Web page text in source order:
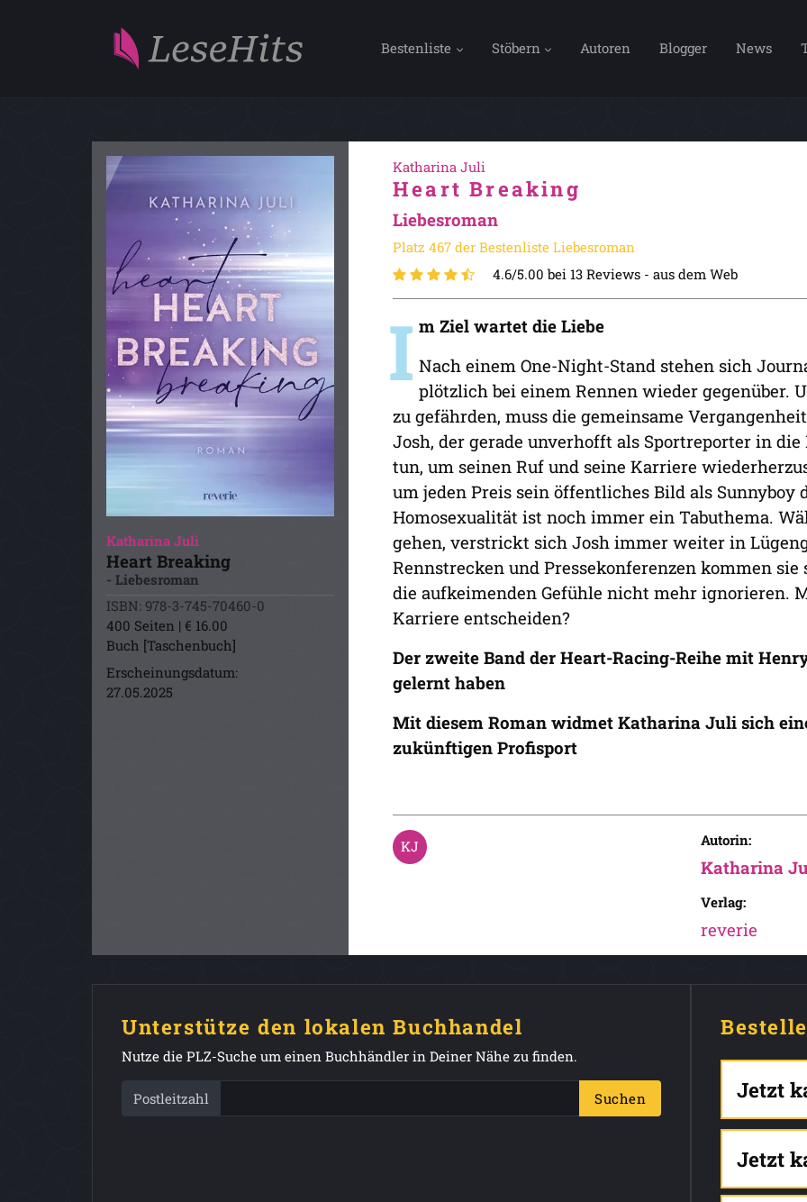
Bestenliste Stöbern Autoren Blogger News
Katharina Juli
Heart Breaking
- Liebesroman
ISBN: 978-3-745-70460-0
400 Seiten | € 16.00
Buch [Taschenbuch]
Erscheinungsdatum:
27.05.2025
Katharina Juli
Heart Breaking
Liebesroman
Platz 467 der Bestenliste Liebesroman
4.6/5.00 bei 13 Reviews - aus dem Web
I m Ziel wartet die Liebe
Nach einem One-Night-Stand stehen sich
plötzlich bei einem Rennen wieder gegenüber.
zu gefährden, muss die gemeinsame
Josh, der gerade unverhofft als Sportreporter in
tun, um seinen Ruf und seine Karriere
um jeden Preis sein öffentliches Bild als Sunnyboy
Homosexualität ist noch immer ein Tabuthema.
gehen, verstrickt sich Josh immer weiter in
Rennstrecken und Pressekonferenzen kommen
die aufkeimenden Gefühle nicht mehr ignorieren.
Karriere entscheiden?
Der zweite Band der Heart-Racing-Reihe mit
gelernt haben
Mit diesem Roman widmet Katharina Juli sich
zukünftigen Profisport
Autorin:
Katharina
Verlag:
reverie
Unterstütze den lokalen Buchhandel
Nutze die PLZ-Suche um einen Buchhändler in Deiner Nähe zu finden.
Postleitzahl Suchen Jetzt
Jetzt